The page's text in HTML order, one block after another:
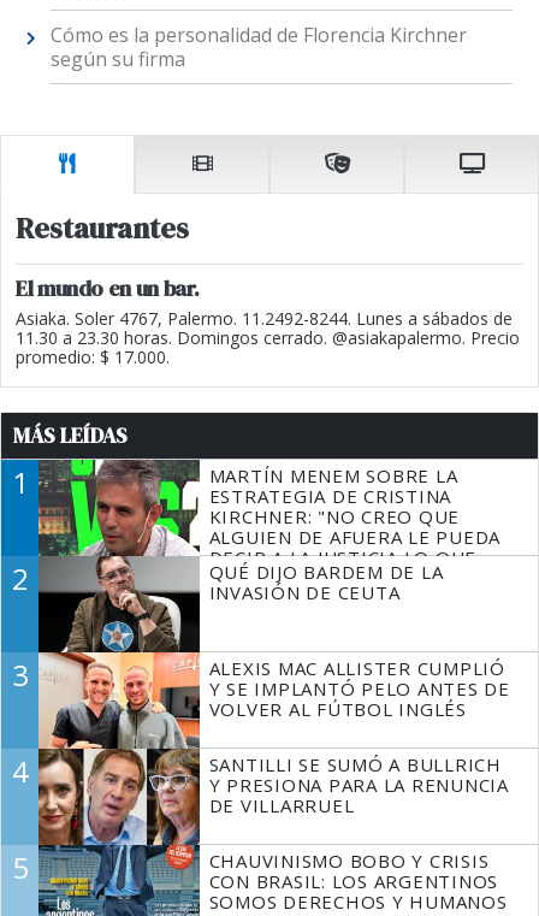
Cómo es la personalidad de Florencia Kirchner
según su firma
Restaurantes
El mundo en un bar.
Asiaka. Soler 4767, Palermo. 11.2492-8244. Lunes a sábados de
11.30 a 23.30 horas. Domingos cerrado. @asiakapalermo. Precio
promedio: $ 17.000.
MÁS LEÍDAS
1
MARTÍN MENEM SOBRE LA
ESTRATEGIA DE CRISTINA
KIRCHNER: "NO CREO QUE
ALGUIEN DE AFUERA LE PUEDA
DECIR A LA JUSTICIA LO QUE
TIENE QUE HACER"
2
QUÉ DIJO BARDEM DE LA
INVASIÓN DE CEUTA
3
ALEXIS MAC ALLISTER CUMPLIÓ
Y SE IMPLANTÓ PELO ANTES DE
VOLVER AL FÚTBOL INGLÉS
4
SANTILLI SE SUMÓ A BULLRICH
Y PRESIONA PARA LA RENUNCIA
DE VILLARRUEL
5
CHAUVINISMO BOBO Y CRISIS
CON BRASIL: LOS ARGENTINOS
SOMOS DERECHOS Y HUMANOS